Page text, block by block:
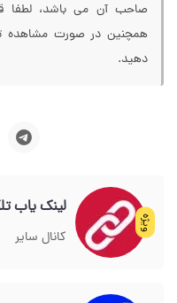
صاحب آن می باشد، لطفا
همچنین در صورت مشاهده
دهید.
ویژه
لینک یاب
کانال سایر